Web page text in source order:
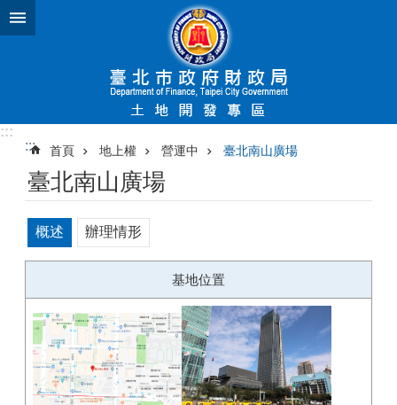
跳到主要內容區塊
:::
:::
首頁 地上權 營運中 臺北南山廣場
臺北南山廣場
概述 辦理情形
基地位置